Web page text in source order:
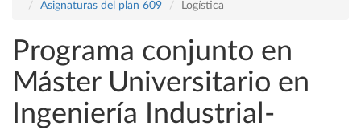
Asignaturas del plan 609
Logística
Programa conjunto en
Máster Universitario en
Ingeniería Industrial-